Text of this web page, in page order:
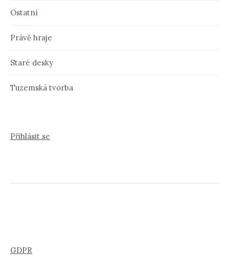
Ostatní
Právě hraje
Staré desky
Tuzemská tvorba
Přihlásit se
GDPR